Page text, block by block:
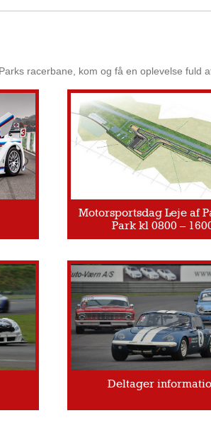
racerbane, kom og få en oplevelse
Motorsportsdag Leje af
Park kl 0800 –
Deltager